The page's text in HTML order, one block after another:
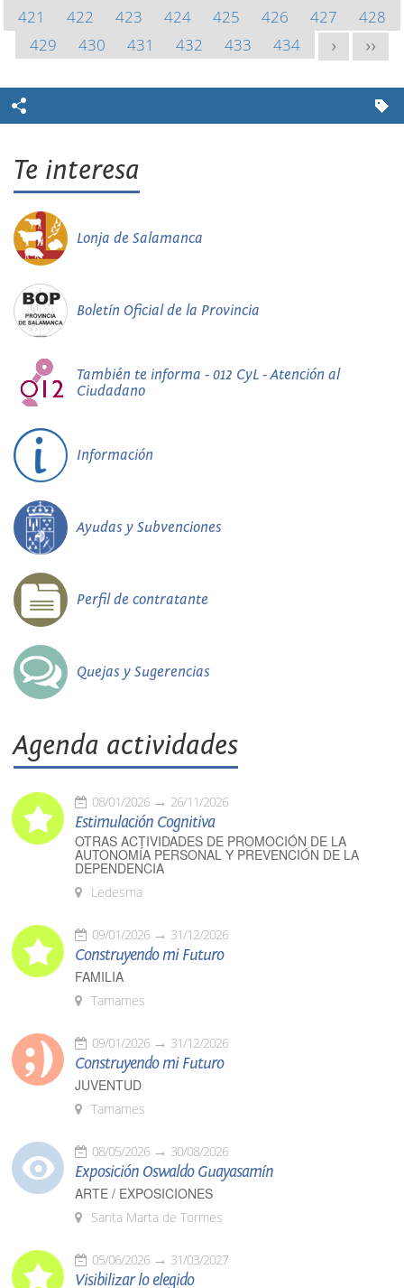
421
422 423 424 425 426 427
428
429
430 431 432 433 434 > >>
Te interesa
Lonja de Salamanca
Boletín Oficial de la Provincia
También te informa - 012 CyL - Atención al
Ciudadano
Información
Ayudas y Subvenciones
Perfil de contratante
Quejas y Sugerencias
Agenda actividades
08/01/2026 26/11/2026
Estimulación Cognitiva
OTRAS ACTIVIDADES DE PROMOCIÓN DE LA
AUTONOMÍA PERSONAL Y PREVENCIÓN DE LA
DEPENDENCIA
Ledesma
09/01/2026 31/12/2026
Construyendo mi Futuro
FAMILIA
Tamames
09/01/2026 31/12/2026
Construyendo mi Futuro
JUVENTUD
Tamames
08/05/2026 30/08/2026
Exposición Oswaldo Guayasamín
ARTE / EXPOSICIONES
Santa Marta de Tormes
05/06/2026 31/03/2027
Visibilizar lo elegido